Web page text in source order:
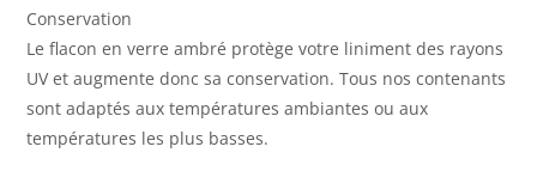
Conservation
Le flacon en verre ambré protège votre liniment des rayons
UV et augmente donc sa conservation. Tous nos contenants
sont adaptés aux températures ambiantes ou aux
températures les plus basses.